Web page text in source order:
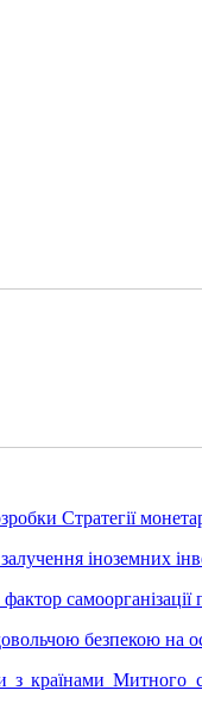
Стратегії
іноземних
самоорганізації
безпекою на
з країнами Митного